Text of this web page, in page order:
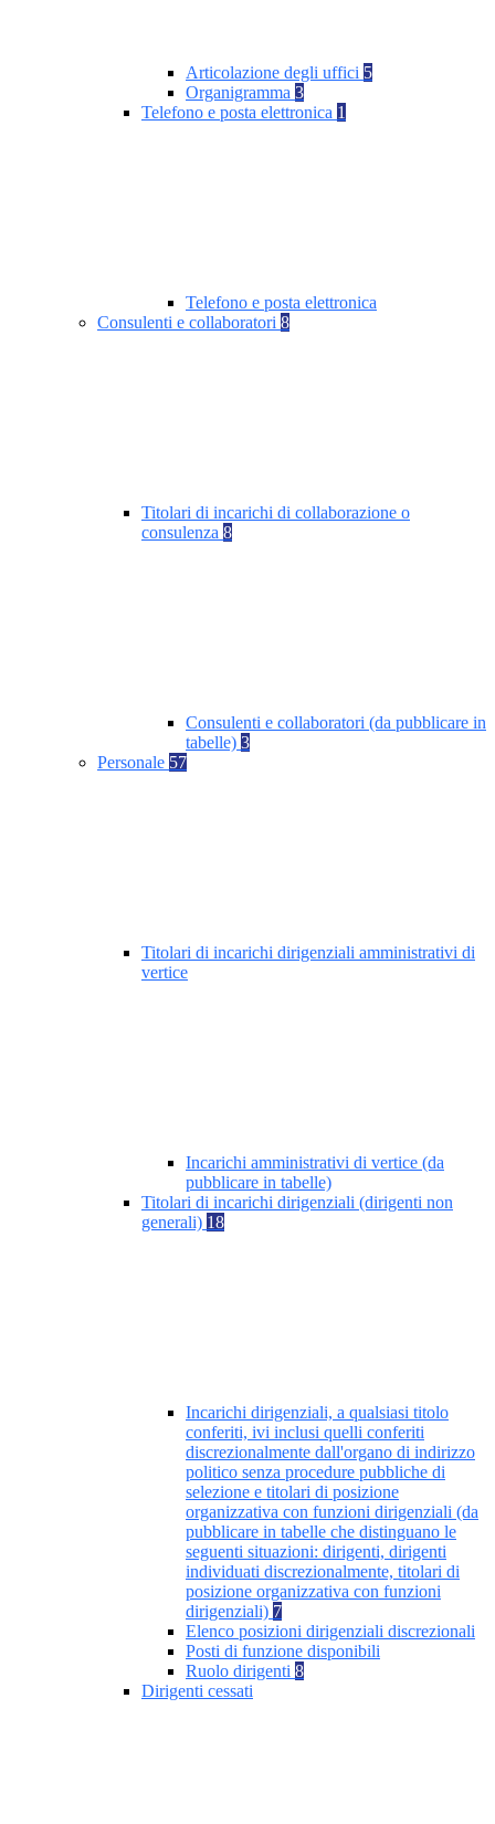
Articolazione degli uffici 5
Organigramma 3
Telefono e posta elettronica 1
Telefono e posta elettronica
Consulenti e collaboratori 8
Titolari di incarichi di collaborazione o
consulenza 8
Consulenti e collaboratori (da pubblicare in
tabelle) 3
Personale 57
Titolari di incarichi dirigenziali amministrativi di
vertice
Incarichi amministrativi di vertice (da
pubblicare in tabelle)
Titolari di incarichi dirigenziali (dirigenti non
generali) 18
Incarichi dirigenziali, a qualsiasi titolo
conferiti, ivi inclusi quelli conferiti
discrezionalmente dall'organo di indirizzo
politico senza procedure pubbliche di
selezione e titolari di posizione
organizzativa con funzioni dirigenziali (da
pubblicare in tabelle che distinguano le
seguenti situazioni: dirigenti, dirigenti
individuati discrezionalmente, titolari di
posizione organizzativa con funzioni
dirigenziali) 7
Elenco posizioni dirigenziali discrezionali
Posti di funzione disponibili
Ruolo dirigenti 8
Dirigenti cessati